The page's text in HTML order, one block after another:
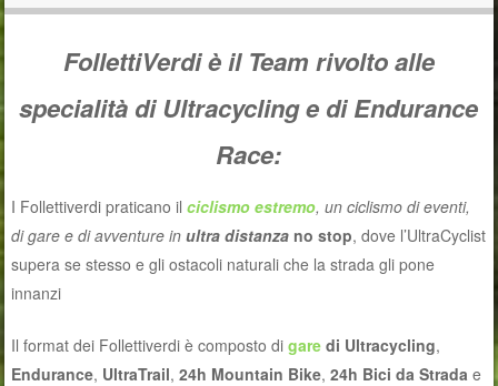
FollettiVerdi è il Team rivolto alle
specialità di Ultracycling e di Endurance
Race:
I Follettiverdi praticano ilciclismo estremo, un ciclismo di eventi,
di gare e di avventure inultra distanza no stop, dove l’UltraCyclist
supera se stesso e gli ostacoli naturali che la strada gli pone
innanzi
Il format dei Follettiverdi è composto digare di Ultracycling,
Endurance, UltraTrail,24h Mountain Bike,24h Bici da Strada e